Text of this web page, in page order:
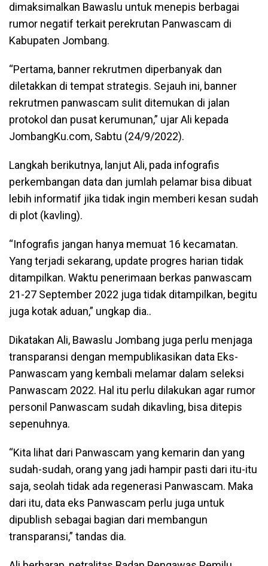
dimaksimalkan Bawaslu untuk menepis berbagai
rumor negatif terkait perekrutan Panwascam di
Kabupaten Jombang.
“Pertama, banner rekrutmen diperbanyak dan
diletakkan di tempat strategis. Sejauh ini, banner
rekrutmen panwascam sulit ditemukan di jalan
protokol dan pusat kerumunan,” ujar Ali kepada
JombangKu.com, Sabtu (24/9/2022).
Langkah berikutnya, lanjut Ali, pada infografis
perkembangan data dan jumlah pelamar bisa dibuat
lebih informatif jika tidak ingin memberi kesan sudah
di plot (kavling).
“Infografis jangan hanya memuat 16 kecamatan.
Yang terjadi sekarang, update progres harian tidak
ditampilkan. Waktu penerimaan berkas panwascam
21-27 September 2022 juga tidak ditampilkan, begitu
juga kotak aduan,” ungkap dia..
Dikatakan Ali, Bawaslu Jombang juga perlu menjaga
transparansi dengan mempublikasikan data Eks-
Panwascam yang kembali melamar dalam seleksi
Panwascam 2022. Hal itu perlu dilakukan agar rumor
personil Panwascam sudah dikavling, bisa ditepis
sepenuhnya.
“Kita lihat dari Panwascam yang kemarin dan yang
sudah-sudah, orang yang jadi hampir pasti dari itu-itu
saja, seolah tidak ada regenerasi Panwascam. Maka
dari itu, data eks Panwascam perlu juga untuk
dipublish sebagai bagian dari membangun
transparansi,” tandas dia.